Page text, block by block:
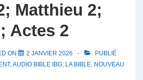
Matthieu 2;
Actes 2
ON 2 JANVIER 2026
PUBLIÉ
,AUDIO BIBLE IBG, LA BIBLE, NOUVEAU